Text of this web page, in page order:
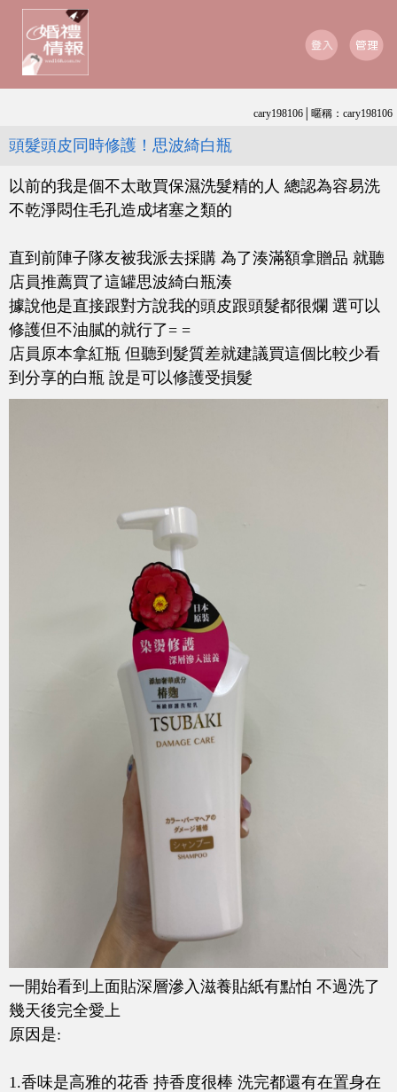
cary198106│暱稱：cary198106
頭髮頭皮同時修護！思波綺白瓶
以前的我是個不太敢買保濕洗髮精的人 總認為容易洗
不乾淨悶住毛孔造成堵塞之類的
直到前陣子隊友被我派去採購 為了湊滿額拿贈品 就聽
店員推薦買了這罐思波綺白瓶湊
據說他是直接跟對方說我的頭皮跟頭髮都很爛 選可以
修護但不油膩的就行了= =
店員原本拿紅瓶 但聽到髮質差就建議買這個比較少看
到分享的白瓶 說是可以修護受損髮
一開始看到上面貼深層滲入滋養貼紙有點怕 不過洗了
幾天後完全愛上
原因是:
1.香味是高雅的花香 持香度很棒 洗完都還有在置身在